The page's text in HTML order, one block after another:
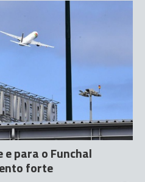
e para o Funchal
forte